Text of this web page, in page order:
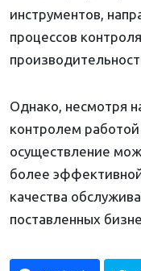
инструментов,
процессов
Однако, несмотря
контролем
осуществление
более
качества
поставленных